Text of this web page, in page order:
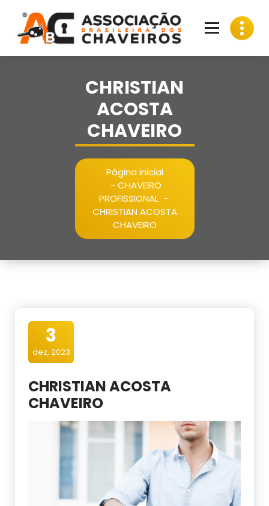
conteúdo
CHRISTIAN
ACOSTA
CHAVEIRO
Página inicial
- CHAVEIRO
PROFISSIONAL-
CHRISTIAN ACOSTA
CHAVEIRO
3
dez, 2023
CHRISTIAN ACOSTA
CHAVEIRO